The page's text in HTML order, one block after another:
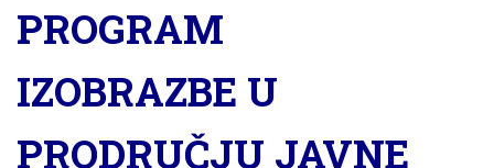
PROGRAM
IZOBRAZBE U
PRODRUČJU JAVNE